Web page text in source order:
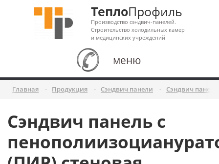
ТеплоПрофиль
Производство сэндвич-панелей.
Строительство холодильных камер
и медицинских учреждений
меню
Главная Продукция Сэндвич панели Сэндвич
Сэндвич панель с